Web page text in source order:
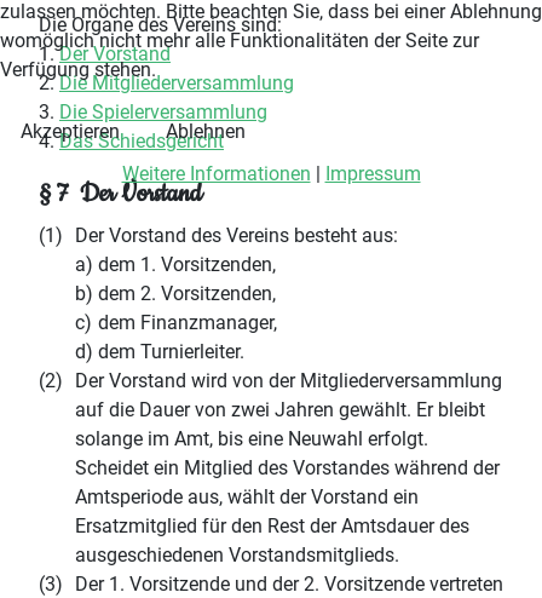
Die Organe des Vereins sind:
Der Vorstand
Die Mitgliederversammlung
Die Spielerversammlung
Das Schiedsgericht
§ 7 Der Vorstand
(1)
Der Vorstand des Vereins besteht aus:
a) dem 1. Vorsitzenden,
b) dem 2. Vorsitzenden,
c) dem Finanzmanager,
d) dem Turnierleiter.
(2)
Der Vorstand wird von der Mitgliederversammlung
auf die Dauer von zwei Jahren gewählt. Er bleibt
solange im Amt, bis eine Neuwahl erfolgt.
Scheidet ein Mitglied des Vorstandes während der
Amtsperiode aus, wählt der Vorstand ein
Ersatzmitglied für den Rest der Amtsdauer des
ausgeschiedenen Vorstandsmitglieds.
(3)
Der 1. Vorsitzende und der 2. Vorsitzende vertreten
zulassen möchten. Bitte beachten Sie, dass bei einer Ablehnung
womöglich nicht mehr alle Funktionalitäten der Seite zur
Verfügung stehen.
Akzeptieren
Ablehnen
Weitere Informationen | Impressum